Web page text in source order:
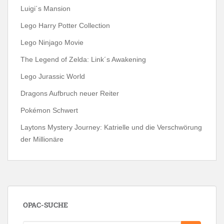
Luigi´s Mansion
Lego Harry Potter Collection
Lego Ninjago Movie
The Legend of Zelda: Link´s Awakening
Lego Jurassic World
Dragons Aufbruch neuer Reiter
Pokémon Schwert
Laytons Mystery Journey: Katrielle und die Verschwörung
der Millionäre
OPAC-SUCHE